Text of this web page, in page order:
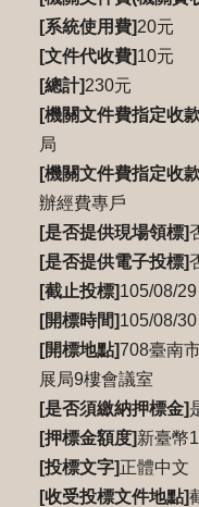
[系統使用費]20元
[文件代收費]10元
[總計]230元
[機關文件費指定收
局
[機關文件費指定收
辦經費專戶
[是否提供現場領標]
[是否提供電子投標]
[截止投標]105/08/
[開標時間]105/08/
[開標地點]708臺南
展局9樓會議室
[是否須繳納押標金]
[押標金額度]新臺幣
[投標文字]正體中文
[收受投標文件地點]